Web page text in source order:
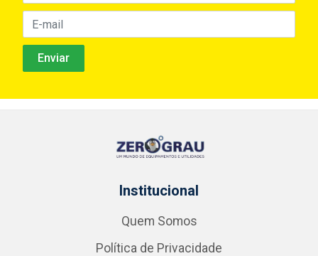
Institucional
Quem Somos
Política de Privacidade